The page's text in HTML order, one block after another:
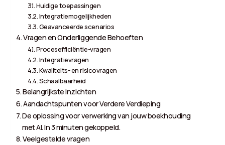
Huidige toepassingen
Integratiemogelijkheden
Geavanceerde scenarios
Vragen en Onderliggende Behoeften
Procesefficiëntie-vragen
Integratievragen
Kwaliteits- en risicovragen
Schaalbaarheid
Belangrijkste Inzichten
Aandachtspunten voor Verdere Verdieping
De oplossing voor verwerking van jouw boekhouding
met AI. In 3 minuten gekoppeld.
Veelgestelde vragen